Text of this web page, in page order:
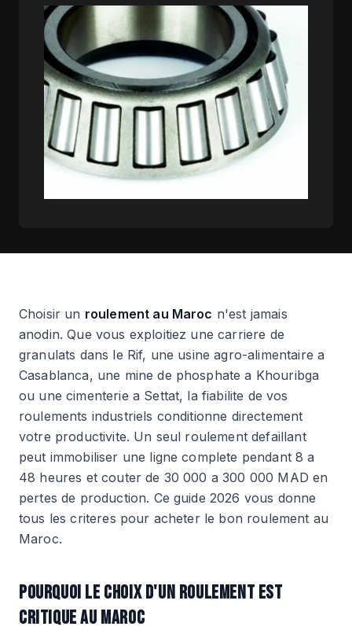
Choisir un roulement au Maroc n'est jamais
anodin. Que vous exploitiez une carriere de
granulats dans le Rif, une usine agro-alimentaire a
Casablanca, une mine de phosphate a Khouribga
ou une cimenterie a Settat, la fiabilite de vos
roulements industriels conditionne directement
votre productivite. Un seul roulement defaillant
peut immobiliser une ligne complete pendant 8 a
48 heures et couter de 30 000 a 300 000 MAD en
pertes de production. Ce guide 2026 vous donne
tous les criteres pour acheter le bon roulement au
Maroc.
POURQUOI LE CHOIX D'UN ROULEMENT EST
CRITIQUE AU MAROC